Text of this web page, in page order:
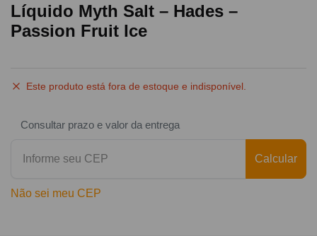
Líquido Myth Salt – Hades –
Passion Fruit Ice
Este produto está fora de estoque e indisponível.
Consultar prazo e valor da entrega
Calcular
Não sei meu CEP